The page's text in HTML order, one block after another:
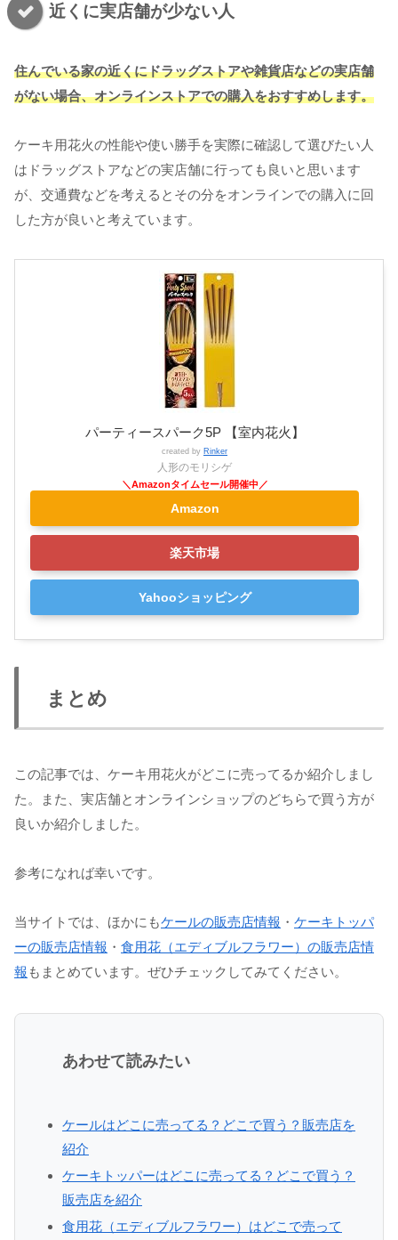
近くに実店舗が少ない人
住んでいる家の近くにドラッグストアや雑貨店などの実店舗
がない場合、オンラインストアでの購入をおすすめします。
ケーキ用花火の性能や使い勝手を実際に確認して選びたい人
はドラッグストアなどの実店舗に行っても良いと思います
が、交通費などを考えるとその分をオンラインでの購入に回
した方が良いと考えています。
パーティースパーク5P 【室内花火】
created by Rinker
人形のモリシゲ
Amazon
楽天市場
Yahooショッピング
まとめ
この記事では、ケーキ用花火がどこに売ってるか紹介しまし
た。また、実店舗とオンラインショップのどちらで買う方が
良いか紹介しました。
参考になれば幸いです。
当サイトでは、ほかにもケールの販売店情報 ・ ケーキトッパ
ーの販売店情報 ・ 食用花（エディブルフラワー）の販売店情
報 もまとめています。ぜひチェックしてみてください。
あわせて読みたい
ケールはどこに売ってる？どこで買う？販売店を
紹介
ケーキトッパーはどこに売ってる？どこで買う？
販売店を紹介
食用花（エディブルフラワー）はどこで売って